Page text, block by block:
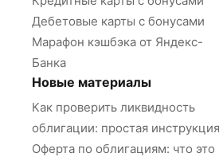
Дебетовые карты с бонусами
Марафон кэшбэка от Яндекс-
Банка
Новые материалы
Как проверить ликвидность
облигации: простая инструкция
Оферта по облигациям: что это